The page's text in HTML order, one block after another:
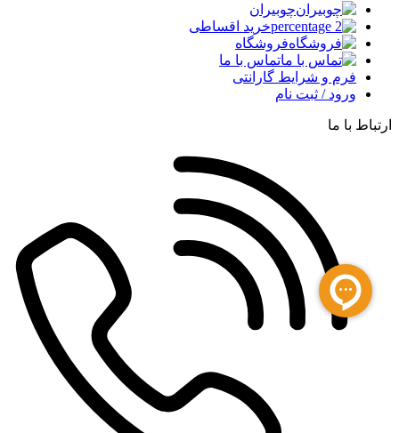
چوبیران
خرید اقساطی
فروشگاه
تماس با ما
فرم و شرایط گارانتی
ورود / ثبت نام
ارتباط با ما